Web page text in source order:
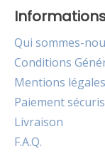
Qui sommes-
Conditions
Mentions légales
Paiement
Livraison
F.A.Q.